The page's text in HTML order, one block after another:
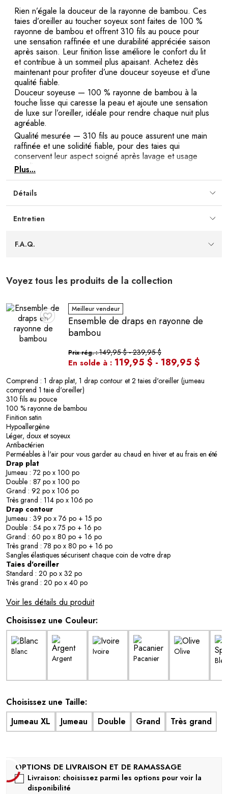
Rien n’égale la douceur de la rayonne de bambou. Ces
taies d’oreiller au toucher soyeux sont faites de 100 %
rayonne de bambou et offrent 310 fils au pouce pour
une sensation raffinée et une durabilité appréciée saison
après saison. Leur finition lisse améliore le confort du lit
et contribue à un sommeil plus apaisant. Achetez dès
maintenant pour profiter d’une douceur soyeuse et d’une
qualité fiable.
Douceur soyeuse — 100 % rayonne de bambou à la
touche lisse qui caresse la peau et ajoute une sensation
de luxe sur l’oreiller, idéale pour rendre chaque nuit plus
agréable.
Qualité mesurée — 310 fils au pouce assurent une main
raffinée et une solidité fiable, pour des taies qui
conservent leur aspect soigné après lavage et usage
régulier.
Confort toutes saisons— Tissu agréable qui reste
confortable en toute période de l’année, pour un lit
invitant qui favorise un repos plus apaisant nuit après nuit.
basse température, ce qui facilite la routine et garde les
Formats pratiques
Plus...
Détails
Entretien
F.A.Q.
Voyez tous les produits de la collection
♥
Meilleur vendeur
Ensemble de draps en rayonne de
bambou
Prix rég. :149,95 $- 239,95 $
En solde à : 119,95 $ - 189,95 $
Comprend : 1 drap plat, 1 drap contour et 2 taies d'oreiller (jumeau
comprend 1 taie d'oreiller)
310 fils au pouce
100 % rayonne de bambou
Finition satin
Hypoallergène
Léger, doux et soyeux
Antibactérien
Perméables à l'air pour vous garder au chaud en hiver et au frais en été
Drap plat
Jumeau : 72 po x 100 po
Double : 87 po x 100 po
Grand : 92 po x 106 po
Très grand : 114 po x 106 po
Drap contour
Jumeau : 39 po x 76 po + 15 po
Double : 54 po x 75 po + 16 po
Grand : 60 po x 80 po + 16 po
Très grand : 78 po x 80 po + 16 po
Sangles élastiques sécurisent chaque coin de votre drap
Taies d'oreiller
Standard : 20 po x 32 po
Très grand : 20 po x 40 po
Voir les détails du produit
Choisissez une Couleur:
Blanc
Argent
Ivoire
Pacanier
Olive
Choisissez une Taille:
Jumeau XL
Jumeau Double Grand Très grand
Livraison: choisissez parmi les options pour voir la
disponibilité